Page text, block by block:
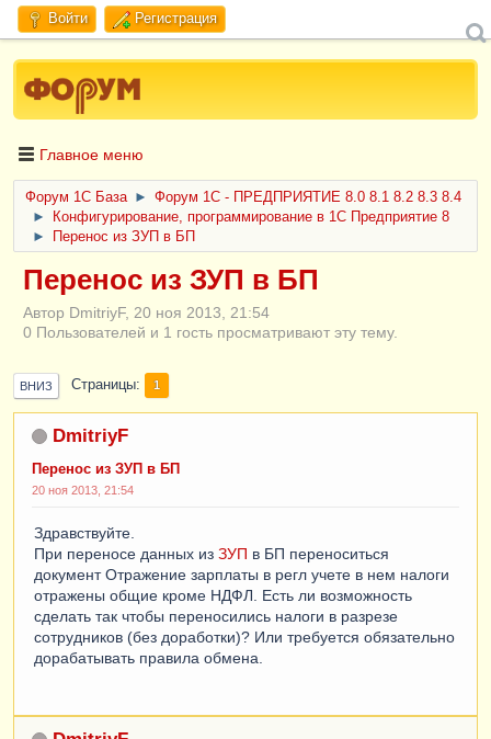
Войти Регистрация
Главное меню
Форум 1C База ►
Форум 1С - ПРЕДПРИЯТИЕ 8.0 8.1 8.2 8.3 8.4
►
Конфигурирование, программирование в 1С Предприятие 8
►
Перенос из ЗУП в БП
Перенос из ЗУП в БП
Автор DmitriyF, 20 ноя 2013, 21:54
0 Пользователей и 1 гость просматривают эту тему.
ВНИЗ Страницы 1
DmitriyF
Перенос из ЗУП в БП
20 ноя 2013, 21:54
Здравствуйте.
При переносе данных из ЗУП в БП переноситься
документ Отражение зарплаты в регл учете в нем налоги
отражены общие кроме НДФЛ. Есть ли возможность
сделать так чтобы переносились налоги в разрезе
сотрудников (без доработки)? Или требуется обязательно
дорабатывать правила обмена.